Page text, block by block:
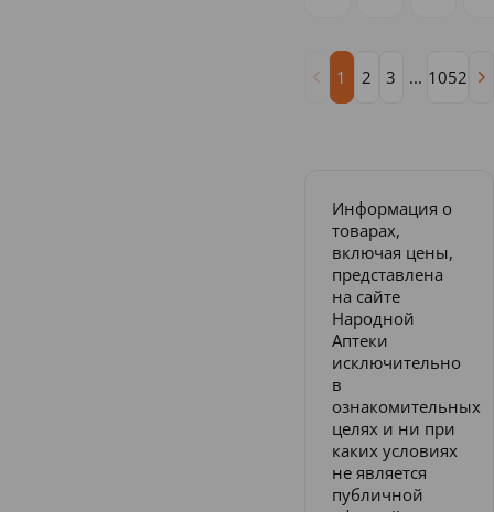
1 2 3 ... 1052
Информация о
товарах,
включая цены,
представлена
на сайте
Народной
Аптеки
исключительно
в
ознакомительных
целях и ни при
каких условиях
не является
публичной